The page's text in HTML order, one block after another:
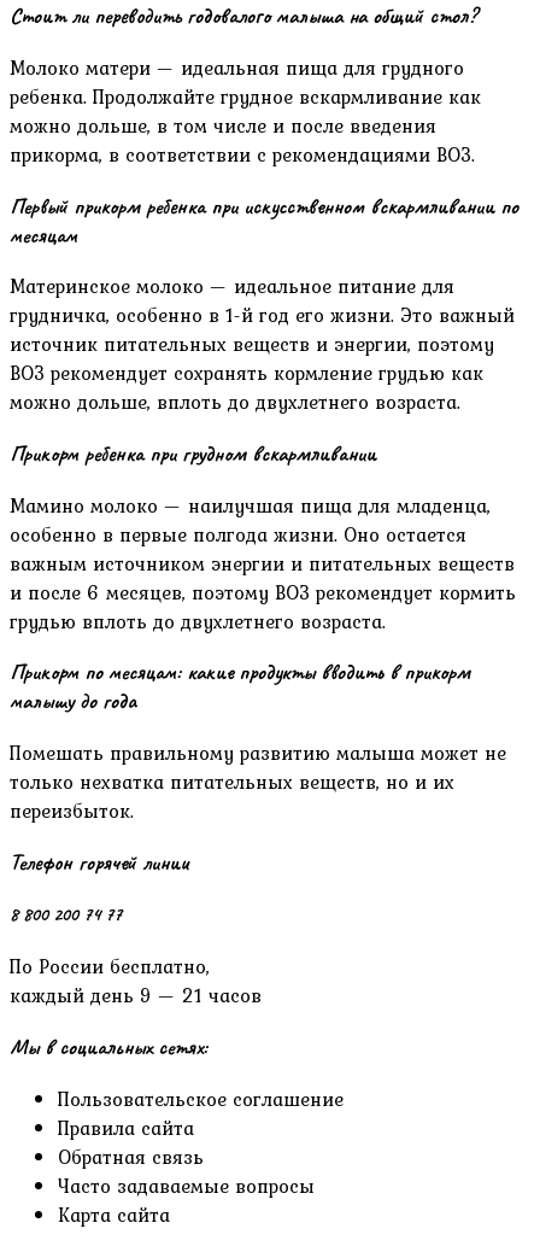
Стоит ли переводить годовалого малыша на общий стол?
Молоко матери — идеальная пища для грудного
ребенка. Продолжайте грудное вскармливание как
можно дольше, в том числе и после введения
прикорма, в соответствии с рекомендациями ВОЗ.
Первый прикорм ребенка при искусственном вскармливании по
месяцам
Материнское молоко — идеальное питание для
грудничка, особенно в 1-й год его жизни. Это важный
источник питательных веществ и энергии, поэтому
ВОЗ рекомендует сохранять кормление грудью как
можно дольше, вплоть до двухлетнего возраста.
Прикорм ребенка при грудном вскармливании
Мамино молоко — наилучшая пища для младенца,
особенно в первые полгода жизни. Оно остается
важным источником энергии и питательных веществ
и после 6 месяцев, поэтому ВОЗ рекомендует кормить
грудью вплоть до двухлетнего возраста.
Прикорм по месяцам: какие продукты вводить в прикорм
малышу до года
Помешать правильному развитию малыша может не
только нехватка питательных веществ, но и их
переизбыток.
Телефон горячей линии
8 800 200 74 77
По России бесплатно,
каждый день 9 — 21 часов
Мы в социальных сетях:
Пользовательское соглашение
Правила сайта
Обратная связь
Часто задаваемые вопросы
Карта сайта